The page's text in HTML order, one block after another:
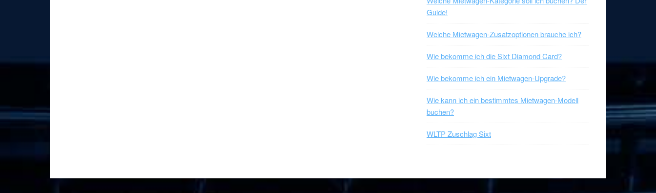
Guide!
Welche Mietwagen-Zusatzoptionen brauche ich?
Wie bekomme ich die Sixt Diamond Card?
Wie bekomme ich ein Mietwagen-Upgrade?
Wie kann ich ein bestimmtes Mietwagen-Modell
buchen?
WLTP Zuschlag Sixt